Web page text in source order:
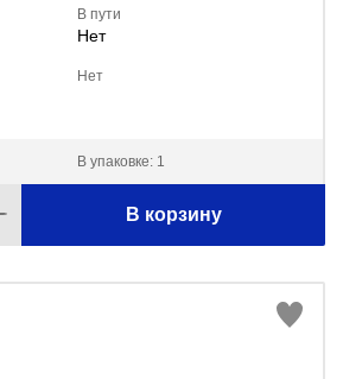
В пути
Нет
Нет
В упаковке: 1
В корзину